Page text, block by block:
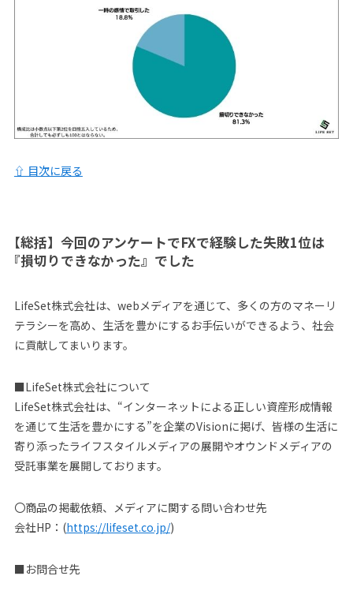
⇧ 目次に戻る
【総括】今回のアンケートでFXで経験した失敗1位は
『損切りできなかった』でした
LifeSet株式会社は、webメディアを通じて、多くの方のマネーリ
テラシーを高め、生活を豊かにするお手伝いができるよう、社会
に貢献してまいります。
■LifeSet株式会社について
LifeSet株式会社は、“インターネットによる正しい資産形成情報
を通じて生活を豊かにする”を企業のVisionに掲げ、皆様の生活に
寄り添ったライフスタイルメディアの展開やオウンドメディアの
受託事業を展開しております。
〇商品の掲載依頼、メディアに関する問い合わせ先
会社HP：(https://lifeset.co.jp/)
■お問合せ先